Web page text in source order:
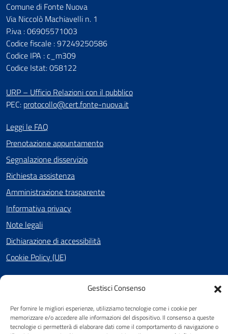
Gestisci Consenso
Per fornire le migliori esperienze, utilizziamo tecnologie come i cookie per
memorizzare e/o accedere alle informazioni del dispositivo. Il consenso a queste
tecnologie ci permetterà di elaborare dati come il comportamento di navigazione o
Comune di Fonte Nuova
Via Niccolò Machiavelli n. 1
P.iva : 06905571003
Codice fiscale : 97249250586
Codice IPA : c_m309
Codice Istat: 058122
URP – Ufficio Relazioni con il pubblico
PEC: protocollo@cert.fonte-nuova.it
Leggi le FAQ
Prenotazione appuntamento
Segnalazione disservizio
Richiesta assistenza
Amministrazione trasparente
Informativa privacy
Note legali
Dichiarazione di accessibilità
Cookie Policy (UE)
Facebook